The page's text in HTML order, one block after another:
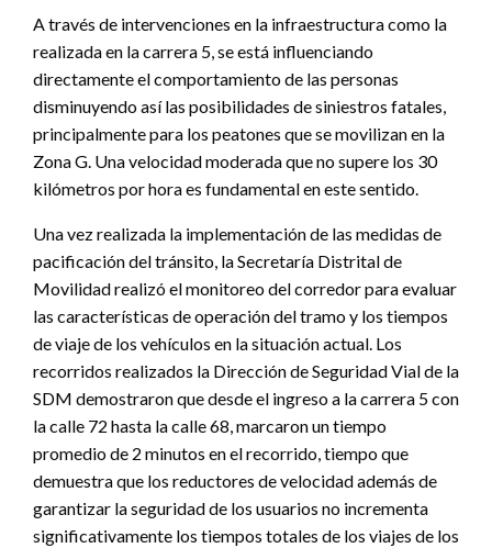
A través de intervenciones en la infraestructura como la
realizada en la carrera 5, se está influenciando
directamente el comportamiento de las personas
disminuyendo así las posibilidades de siniestros fatales,
principalmente para los peatones que se movilizan en la
Zona G. Una velocidad moderada que no supere los 30
kilómetros por hora es fundamental en este sentido.
Una vez realizada la implementación de las medidas de
pacificación del tránsito, la Secretaría Distrital de
Movilidad realizó el monitoreo del corredor para evaluar
las características de operación del tramo y los tiempos
de viaje de los vehículos en la situación actual. Los
recorridos realizados la Dirección de Seguridad Vial de la
SDM demostraron que desde el ingreso a la carrera 5 con
la calle 72 hasta la calle 68, marcaron un tiempo
promedio de 2 minutos en el recorrido, tiempo que
demuestra que los reductores de velocidad además de
garantizar la seguridad de los usuarios no incrementa
significativamente los tiempos totales de los viajes de los